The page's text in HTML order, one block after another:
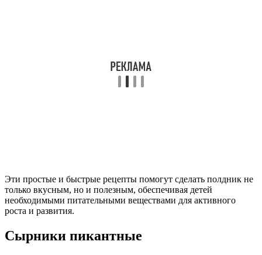
Эти простые и быстрые рецепты помогут сделать полдник не
только вкусным, но и полезным, обеспечивая детей
необходимыми питательными веществами для активного
роста и развития.
Сырники пикантные